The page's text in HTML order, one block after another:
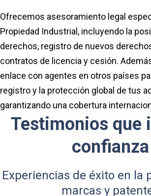
Ofrecemos asesoramiento legal
Propiedad Industrial, incluyendo la
derechos, registro de nuevos
contratos de licencia y cesión.
enlace con agentes en otros países
registro y la protección global de tus
garantizando una cobertura
Testimonios que
confianza
Experiencias de éxito en la
marcas y